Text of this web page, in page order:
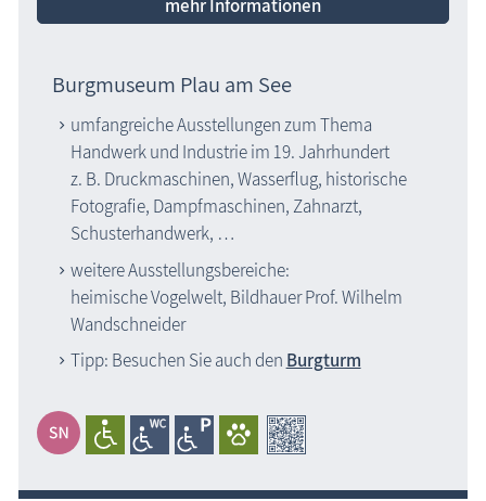
mehr Informationen
Burgmuseum Plau am See
umfangreiche Ausstellungen zum Thema
Handwerk und Industrie im 19. Jahrhundert
z. B. Druckmaschinen, Wasserflug, historische
Fotografie, Dampfmaschinen, Zahnarzt,
Schusterhandwerk, …
weitere Ausstellungsbereiche:
heimische Vogelwelt, Bildhauer Prof. Wilhelm
Wandschneider
Tipp: Besuchen Sie auch den Burgturm